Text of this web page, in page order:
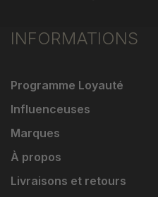
INFORMATIONS
Programme Loyauté
Influenceuses
Marques
À propos
Livraisons et retours